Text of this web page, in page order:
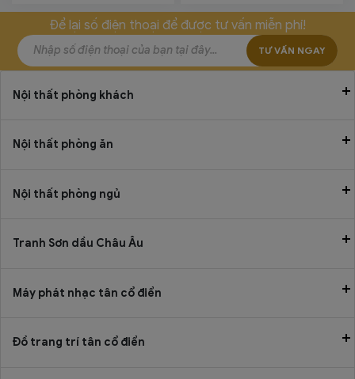
Để lại số điện thoại để được tư vấn miễn phí!
TƯ VẤN NGAY
Nội thất phòng khách
Nội thất phòng ăn
Nội thất phòng ngủ
Tranh Sơn dầu Châu Âu
Máy phát nhạc tân cổ điển
Đồ trang trí tân cổ điển